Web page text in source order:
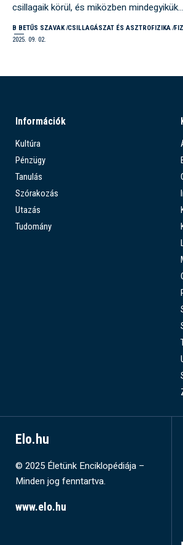
csillagaik körül, és miközben mindegyikük…
B BETŰS SZAVAK CSILLAGÁSZAT ÉS ASZTROFIZIKA
2025. 09. 02.
Információk
Kultúra
Pénzügy
Tanulás
Szórakozás
Utazás
Tudomány
Elo.hu
© 2025 Életünk Enciklopédiája –
Minden jog fenntartva.
www.elo.hu